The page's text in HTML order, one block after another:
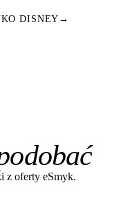
DISNEY →
z oferty eSmyk.